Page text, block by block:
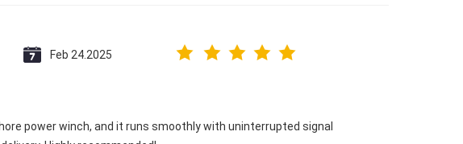
Feb 24.2025
power winch, and it runs smoothly with uninterrupted signal